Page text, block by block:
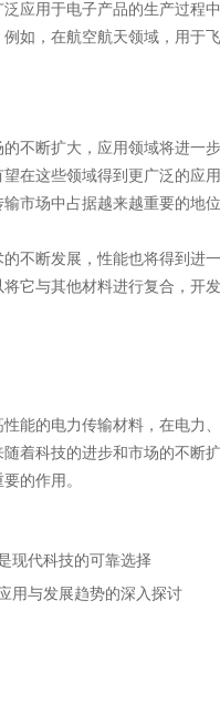
应用于电子产品的生产过程
如，在航空航天领域，用于
断扩大，应用领域将进一步
在这些领域得到更广泛的应
市场中占据越来越重要的地位
断发展，性能也将得到进一
它与其他材料进行复合，开
的电力传输材料，在电力、
着科技的进步和市场的不断
的作用。
现代科技的可靠选择
用与发展趋势的深入探讨